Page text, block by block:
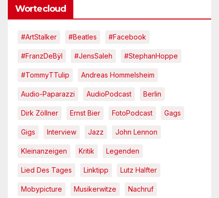
Wortecloud
#ArtStalker #Beatles #Facebook
#FranzDeBÿl #JensSaleh #StephanHoppe
#TommyTTulip Andreas Hommelsheim
Audio-Paparazzi AudioPodcast Berlin
Dirk Zöllner Ernst Bier FotoPodcast Gags
Gigs Interview Jazz John Lennon
Kleinanzeigen Kritik Legenden
Lied Des Tages Linktipp Lutz Halfter
Mobypicture Musikerwitze Nachruf